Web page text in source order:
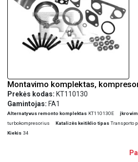
Montavimo komplektas,
Prekės kodas: KT110130
Gamintojas: FA1
Alternatyvus remonto komplektas KT110130E
turbokompresorius
Katalizės keitiklio tipas Transporto
Kiekis 34